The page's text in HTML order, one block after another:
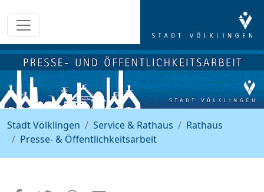
Stadt Völklingen Service & Rathaus
Rathaus
Presse- & Öffentlichkeitsarbeit